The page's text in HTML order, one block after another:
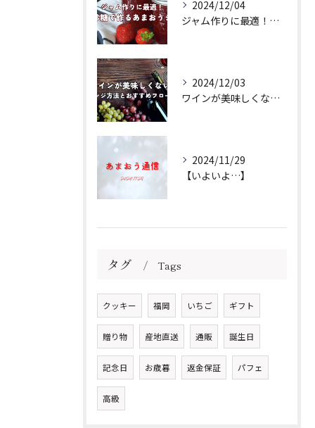
2024/12/04
ジャム作りに最適！きび砂糖で作るあまおうジャムの作り方
2024/12/03
ワインが美味しくない場合のアレンジ方法とおすすめフローズンをご紹介
2024/11/29
【いよいよ…】
タグ Tags
クッキー 福岡 いちご ギフト
贈り物 産地直送 通販 誕生日
記念日 お歳暮 返金保証 パフェ
高級